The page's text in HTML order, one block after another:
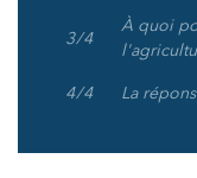
3 / 4
À quoi
4 / 4 La